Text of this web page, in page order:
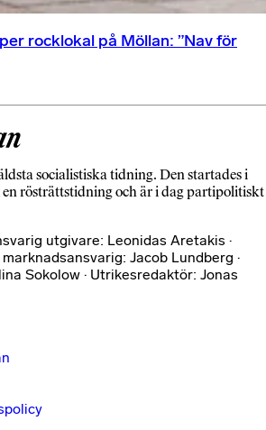
rocklokal på Möllan: ”Nav för
socialistiska tidning. Den startades i
rösträttstidning och är i dag partipolitiskt
utgivare: Leonidas Aretakis ·
Jacob Lundberg ·
Sokolow · Utrikesredaktör: Jonas